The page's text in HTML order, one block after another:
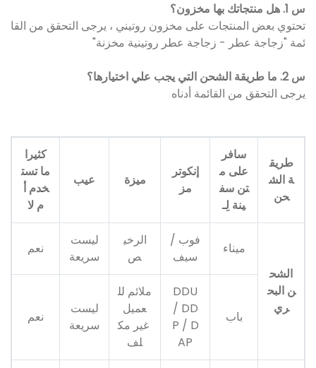
س 1. هل منتجاتك بها مخزون؟
تحتوي بعض المنتجات على مخزون روتيني ، يرجى التحقق من القا
ئمة "زجاجة عطر - زجاجة عطر روتينية مخزنة"
س 2. ما طريقة الشحن التي يجب علي اختيارها؟
يرجى التحقق من القائمة أدناه
طريق
ة الش
حن
سافر
على م
تن سف
ينة لِـ
إنكوتر
مز
ميزة عيب
كثيرا
ما تست
خدم أ
م لا
الشح
ن البح
ري
ميناء
فوب /
سيف
الرخي
ص
ليست
سريعة
نعم
باب
DDU
/ DD
P / D
AP
ملائم لل
عميل
غير مك
لف
ليست
سريعة
نعم